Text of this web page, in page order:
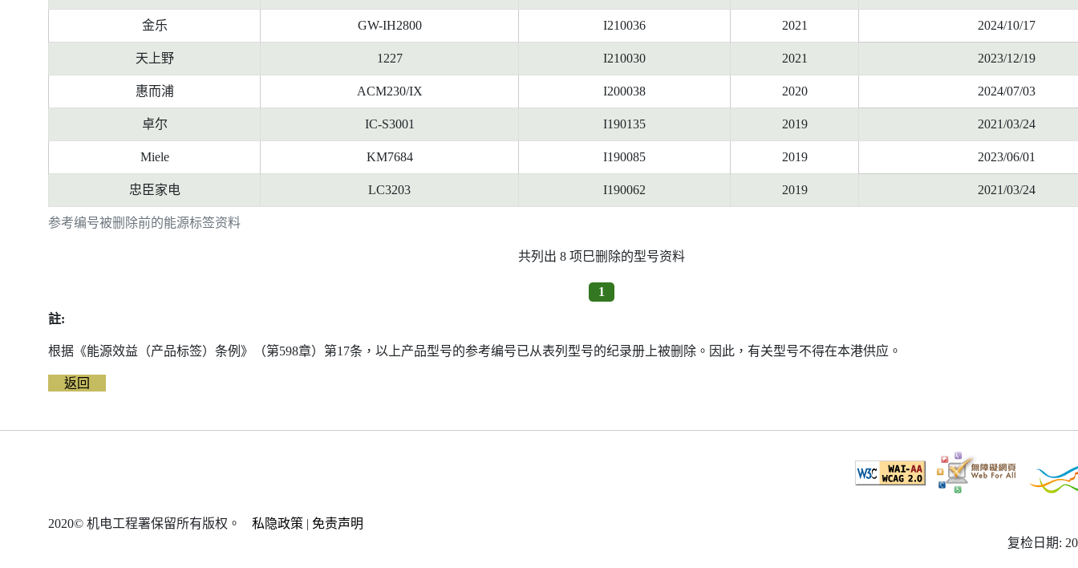
参考编号被删除前的能源标签资料
金乐 GW-IH2800 I210036 2021 2024/10/17
天上野 1227 I210030 2021 2023/12/19
惠而浦 ACM230/IX I200038 2020 2024/07/03
卓尔 IC-S3001 I190135 2019 2021/03/24
Miele KM7684 I190085 2019 2023/06/01
忠臣家电 LC3203 I190062 2019 2021/03/24
共列出 8 项巳删除的型号资料
1
註:
根据《能源效益（产品标签）条例》（第598章）第17条，以上产品型号的参考编号已从表列型号的纪录册上被删除。因此，有关型号不得在本港供应。
返回
2020© 机电工程署保留所有版权。 私隐政策 | 免责声明
复检日期: